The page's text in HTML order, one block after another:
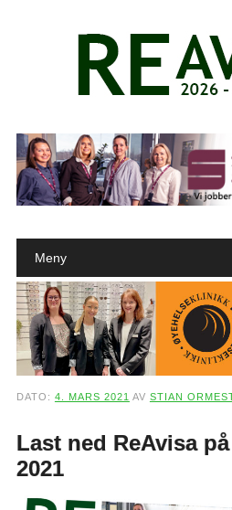
Main menu
Meny
DATO: 4. MARS 2021 AV STIAN
Last ned ReAvisa
2021